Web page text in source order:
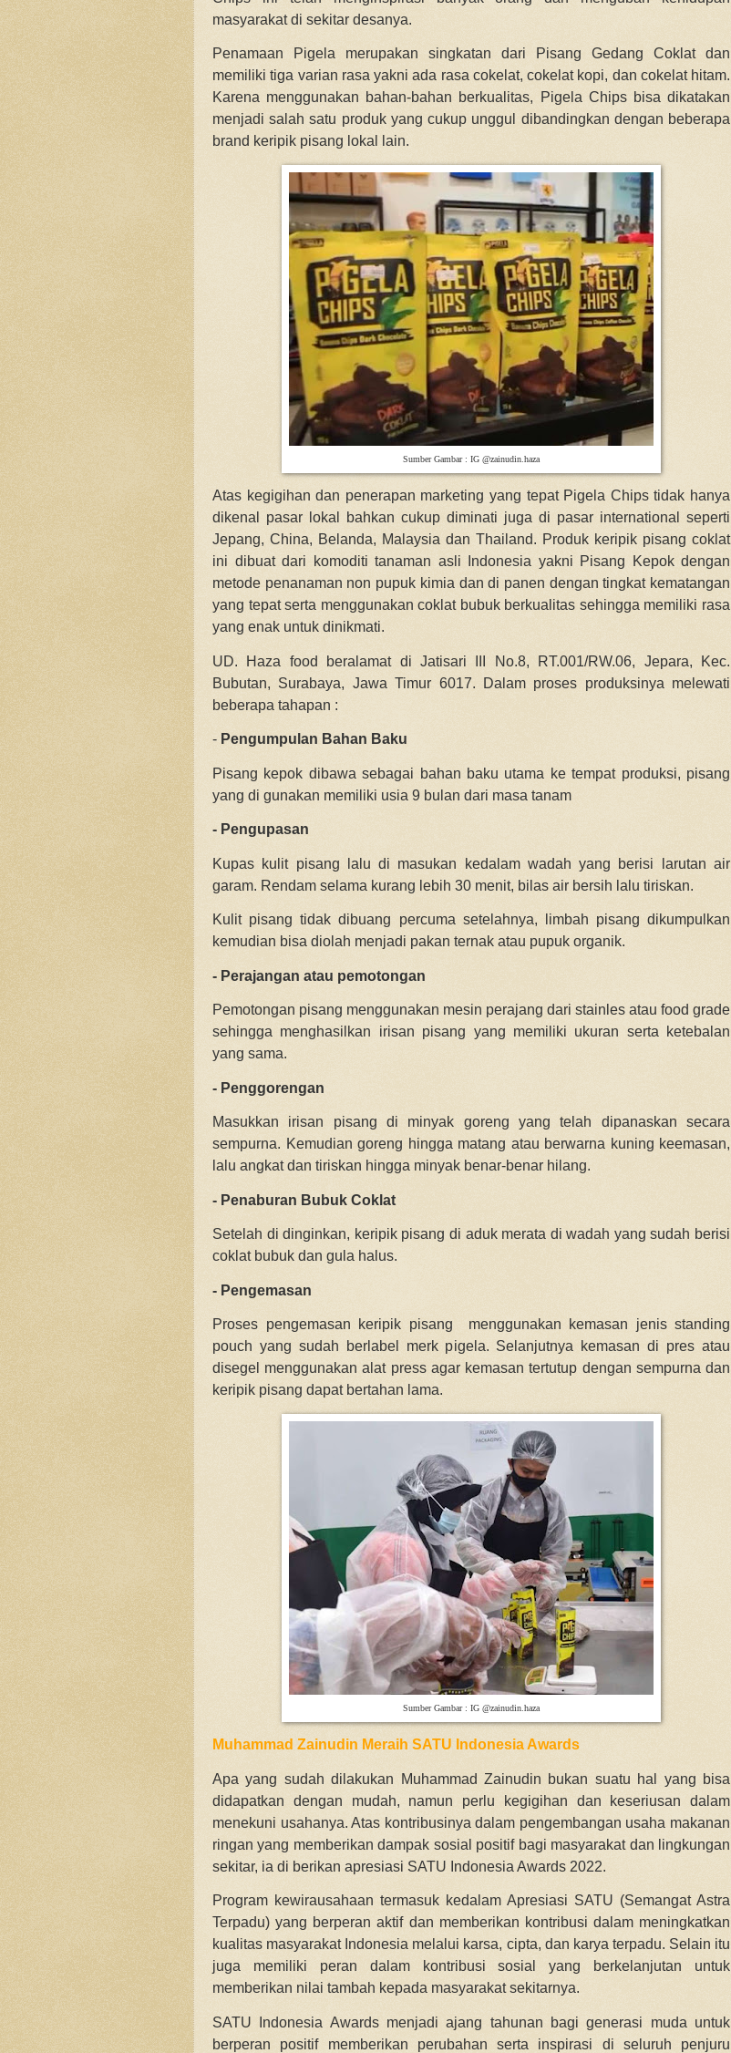
masyarakat di sekitar desanya.
Penamaan Pigela merupakan singkatan dari Pisang Gedang Coklat dan
memiliki tiga varian rasa yakni ada rasa cokelat, cokelat kopi, dan cokelat hitam.
Karena menggunakan bahan-bahan berkualitas, Pigela Chips bisa dikatakan
menjadi salah satu produk yang cukup unggul dibandingkan dengan beberapa
brand keripik pisang lokal lain.
Sumber Gambar : IG @zainudin.haza
Atas kegigihan dan penerapan marketing yang tepat Pigela Chips tidak hanya
dikenal pasar lokal bahkan cukup diminati juga di pasar international seperti
Jepang, China, Belanda, Malaysia dan Thailand. Produk keripik pisang coklat
ini dibuat dari komoditi tanaman asli Indonesia yakni Pisang Kepok dengan
metode penanaman non pupuk kimia dan di panen dengan tingkat kematangan
yang tepat serta menggunakan coklat bubuk berkualitas sehingga memiliki rasa
yang enak untuk dinikmati.
UD. Haza food beralamat di Jatisari III No.8, RT.001/RW.06, Jepara, Kec.
Bubutan, Surabaya, Jawa Timur 6017. Dalam proses produksinya melewati
beberapa tahapan :
- Pengumpulan Bahan Baku
Pisang kepok dibawa sebagai bahan baku utama ke tempat produksi, pisang
yang di gunakan memiliki usia 9 bulan dari masa tanam
- Pengupasan
Kupas kulit pisang lalu di masukan kedalam wadah yang berisi larutan air
garam. Rendam selama kurang lebih 30 menit, bilas air bersih lalu tiriskan.
Kulit pisang tidak dibuang percuma setelahnya, limbah pisang dikumpulkan
kemudian bisa diolah menjadi pakan ternak atau pupuk organik.
- Perajangan atau pemotongan
Pemotongan pisang menggunakan mesin perajang dari stainles atau food grade
sehingga menghasilkan irisan pisang yang memiliki ukuran serta ketebalan
yang sama.
- Penggorengan
Masukkan irisan pisang di minyak goreng yang telah dipanaskan secara
sempurna. Kemudian goreng hingga matang atau berwarna kuning keemasan,
lalu angkat dan tiriskan hingga minyak benar-benar hilang.
- Penaburan Bubuk Coklat
Setelah di dinginkan, keripik pisang di aduk merata di wadah yang sudah berisi
coklat bubuk dan gula halus.
- Pengemasan
Proses pengemasan keripik pisang menggunakan kemasan jenis standing
pouch yang sudah berlabel merk pigela. Selanjutnya kemasan di pres atau
disegel menggunakan alat press agar kemasan tertutup dengan sempurna dan
keripik pisang dapat bertahan lama.
Sumber Gambar : IG @zainudin.haza
Muhammad Zainudin Meraih SATU Indonesia Awards
Apa yang sudah dilakukan Muhammad Zainudin bukan suatu hal yang bisa
didapatkan dengan mudah, namun perlu kegigihan dan keseriusan dalam
menekuni usahanya. Atas kontribusinya dalam pengembangan usaha makanan
ringan yang memberikan dampak sosial positif bagi masyarakat dan lingkungan
sekitar, ia di berikan apresiasi SATU Indonesia Awards 2022.
Program kewirausahaan termasuk kedalam Apresiasi SATU (Semangat Astra
Terpadu) yang berperan aktif dan memberikan kontribusi dalam meningkatkan
kualitas masyarakat Indonesia melalui karsa, cipta, dan karya terpadu. Selain itu
juga memiliki peran dalam kontribusi sosial yang berkelanjutan untuk
memberikan nilai tambah kepada masyarakat sekitarnya.
SATU Indonesia Awards menjadi ajang tahunan bagi generasi muda untuk
berperan positif memberikan perubahan serta inspirasi di seluruh penjuru